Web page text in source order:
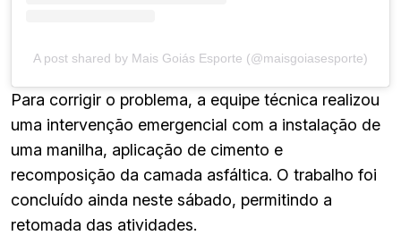
A post shared by Mais Goiás Esporte (@maisgoiasesporte)
Para corrigir o problema, a equipe técnica realizou
uma intervenção emergencial com a instalação de
uma manilha, aplicação de cimento e
recomposição da camada asfáltica. O trabalho foi
concluído ainda neste sábado, permitindo a
retomada das atividades.